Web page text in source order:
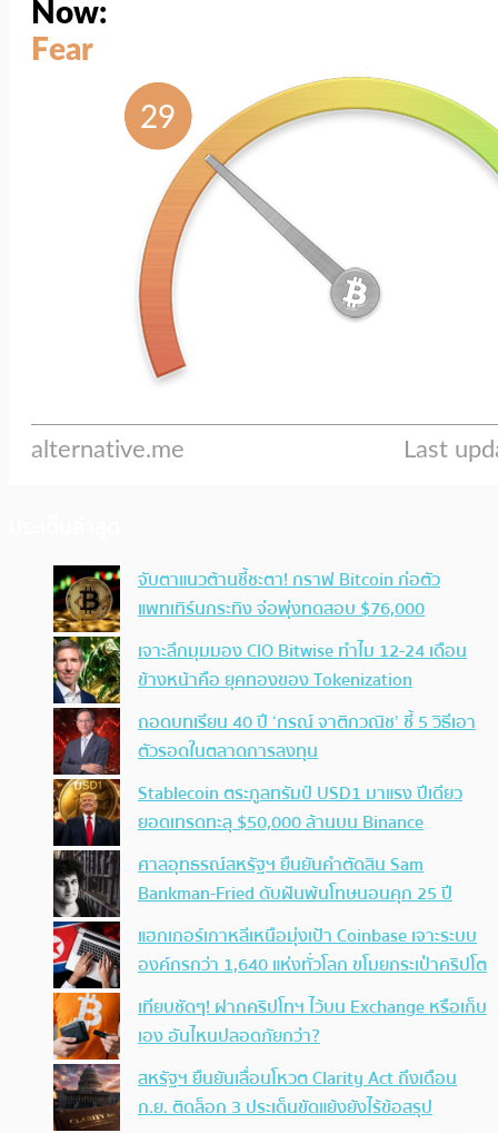
จับตาแนวต้านชี้ชะตา! กราฟ Bitcoin ก่อตัว
แพทเทิร์นกระทิง จ่อพุ่งทดสอบ $76,000
เจาะลึกมุมมอง CIO Bitwise ทำไม 12-24 เดือน
ข้างหน้าคือ ยุคทองของ Tokenization
ถอดบทเรียน 40 ปี ‘กรณ์ จาติกวณิช’ ชี้ 5 วิธีเอา
ตัวรอดในตลาดการลงทุน
Stablecoin ตระกูลทรัมป์ USD1 มาแรง ปีเดียว
ยอดเทรดทะลุ $50,000 ล้านบน Binance
ศาลอุทธรณ์สหรัฐฯ ยืนยันคำตัดสิน Sam
Bankman-Fried ดับฝันพ้นโทษนอนคุก 25 ปี
แฮกเกอร์เกาหลีเหนือมุ่งเป้า Coinbase เจาะระบบ
องค์กรกว่า 1,640 แห่งทั่วโลก ขโมยกระเป๋าคริปโต
เทียบชัดๆ! ฝากคริปโทฯ ไว้บน Exchange หรือเก็บ
เอง อันไหนปลอดภัยกว่า?
สหรัฐฯ ยืนยันเลื่อนโหวต Clarity Act ถึงเดือน
ก.ย. ติดล็อก 3 ประเด็นขัดแย้งยังไร้ข้อสรุป